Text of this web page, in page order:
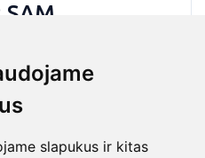
slapukus ir kitas